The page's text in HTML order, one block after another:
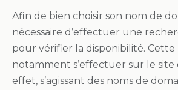
Afin de bien choisir son nom de
nécessaire d’effectuer une
pour vérifier la disponibilité.
notamment s’effectuer sur le site
effet, s’agissant des noms de